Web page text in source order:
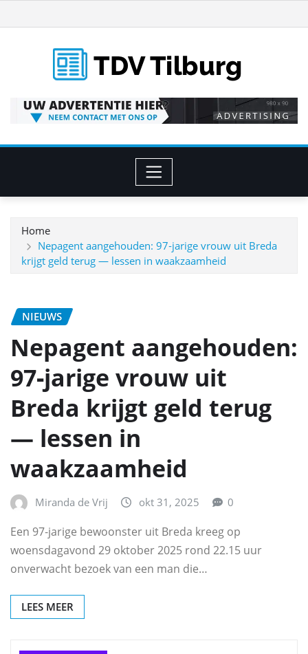
naar
Home
Nepagent aangehouden: 97‑jarige vrouw uit Breda
krijgt geld terug — lessen in waakzaamheid
NIEUWS
Nepagent aangehouden:
97‑jarige vrouw uit
Breda krijgt geld terug
— lessen in
waakzaamheid
Miranda de Vrij okt 31, 2025 0
Een 97‑jarige bewoonster uit Breda kreeg op
woensdagavond 29 oktober 2025 rond 22.15 uur
onverwacht bezoek van een man die…
LEES MEER